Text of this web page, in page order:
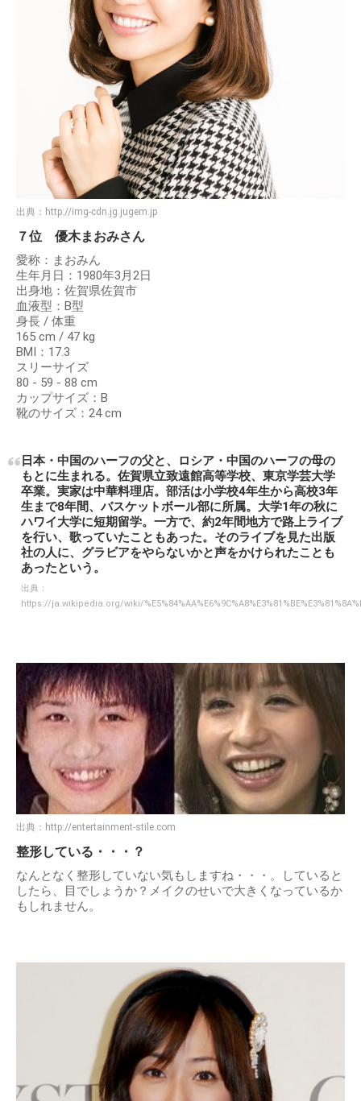
出典： http://img-cdn.jg.jugem.jp
７位 優木まおみさん
愛称：まおみん
生年月日：1980年3月2日
出身地：佐賀県佐賀市
血液型：B型
身長 / 体重
165 cm / 47 kg
BMI：17.3
スリーサイズ
80 - 59 - 88 cm
カップサイズ：B
靴のサイズ：24 cm
日本・中国のハーフの父と、ロシア・中国のハーフの母の
もとに生まれる。佐賀県立致遠館高等学校、東京学芸大学
卒業。実家は中華料理店。部活は小学校4年生から高校3年
生まで8年間、バスケットボール部に所属。大学1年の秋に
ハワイ大学に短期留学。一方で、約2年間地方で路上ライブ
を行い、歌っていたこともあった。そのライブを見た出版
社の人に、グラビアをやらないかと声をかけられたことも
あったという。
出典：
https://ja.wikipedia.org/wiki/
出典： http://entertainment-stile.com
整形している・・・？
なんとなく整形していない気もしますね・・・。していると
したら、目でしょうか？メイクのせいで大きくなっているか
もしれません。